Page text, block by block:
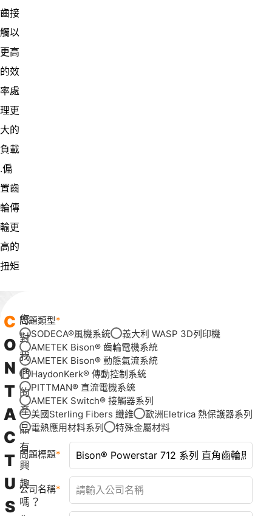
齒接
觸以
更高
的效
率處
理更
大的
負載
․偏
置齒
輪傳
輸更
高的
扭矩
C
O
N
T
A
C
T
U
S
您
對
我
們
的
產
品
有
興
趣
嗎？
問題類型
SODECA®風機系統
義大利 WASP 3D列印機
AMETEK Bison® 齒輪電機系統
AMETEK Bison® 動態氣流系統
HaydonKerk® 傳動控制系統
PITTMAN® 直流電機系統
AMETEK Switch® 接觸器系列
美國Sterling Fibers 纖維
歐洲Eletrica 熱保護器系列
電熱應用材料系列
特殊金屬材料
問題標題
公司名稱